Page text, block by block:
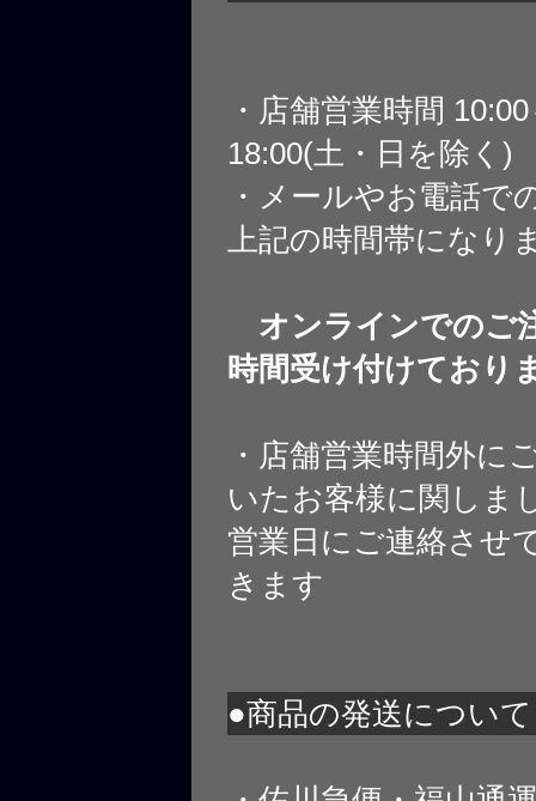
・店舗営業時間
18:00(土・日を除く)
・メールやお電話で
上記の時間帯になり
オンラインでのご
時間受け付けており
・店舗営業時間外に
いたお客様に関しま
営業日にご連絡させ
きます
●商品の発送について